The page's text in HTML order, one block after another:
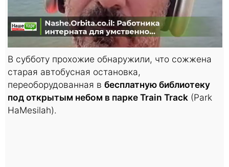
В субботу прохожие обнаружили, что сожжена
старая автобусная остановка,
переоборудованная в бесплатную библиотеку
под открытым небом в парке Train Track (Park
HaMesilah).